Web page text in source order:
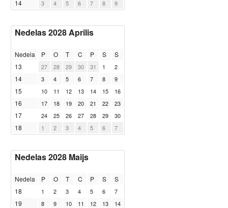
14 3 4 5 6 7 8 9
Nedelas 2028 Aprilis
Nedela P O T C P S
S
13
27 28 29 30 31 1 2
14 3 4 5 6 7 8 9
15 10 11 12 13 14 15 16
16 17 18 19 20 21 22 23
17 24 25 26 27 28 29 30
18 1 2 3 4 5 6 7
Nedelas 2028 Maijs
Nedela P O T C P S
S
18
1 2 3 4 5 6 7
19 8 9 10 11 12 13 14